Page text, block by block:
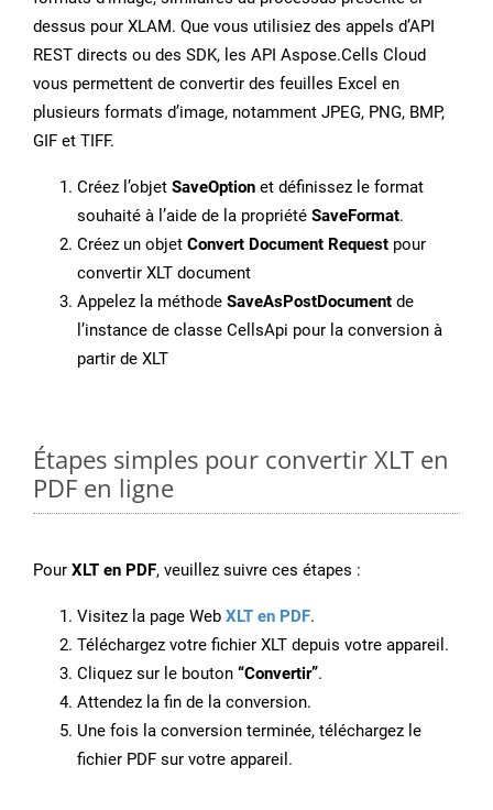
dessus pour XLAM. Que vous utilisiez des appels d’API
REST directs ou des SDK, les API Aspose.Cells Cloud
vous permettent de convertir des feuilles Excel en
plusieurs formats d’image, notamment JPEG, PNG, BMP,
GIF et TIFF.
Créez l’objet SaveOption et définissez le format
souhaité à l’aide de la propriété SaveFormat.
Créez un objet Convert Document Request pour
convertir XLT document
Appelez la méthode SaveAsPostDocument de
l’instance de classe CellsApi pour la conversion à
partir de XLT
Étapes simples pour convertir XLT en
PDF en ligne
Pour XLT en PDF, veuillez suivre ces étapes :
Visitez la page Web XLT en PDF.
Téléchargez votre fichier XLT depuis votre appareil.
Cliquez sur le bouton “Convertir”.
Attendez la fin de la conversion.
Une fois la conversion terminée, téléchargez le
fichier PDF sur votre appareil.